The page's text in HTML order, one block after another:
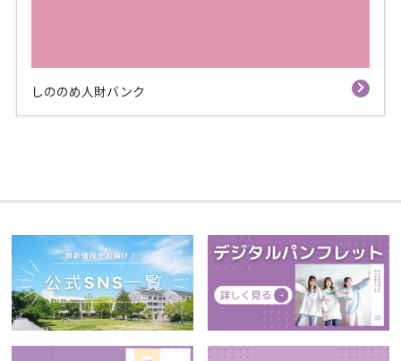
しののめ人財バンク